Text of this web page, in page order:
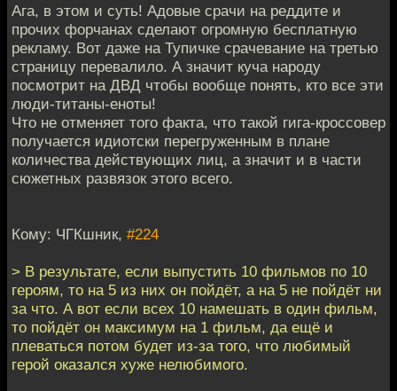
Ага, в этом и суть! Адовые срачи на реддите и
прочих форчанах сделают огромную бесплатную
рекламу. Вот даже на Тупичке срачевание на третью
страницу перевалило. А значит куча народу
посмотрит на ДВД чтобы вообще понять, кто все эти
люди-титаны-еноты!
Что не отменяет того факта, что такой гига-кроссовер
получается идиотски перегруженным в плане
количества действующих лиц, а значит и в части
сюжетных развязок этого всего.
Кому: ЧГКшник, #224
> В результате, если выпустить 10 фильмов по 10
героям, то на 5 из них он пойдёт, а на 5 не пойдёт ни
за что. А вот если всех 10 намешать в один фильм,
то пойдёт он максимум на 1 фильм, да ещё и
плеваться потом будет из-за того, что любимый
герой оказался хуже нелюбимого.